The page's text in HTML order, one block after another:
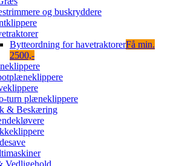
og buskryddere
Bytteordning for havetraktorerFå min.
2500,-
turn plæneklippere
& Beskæring
Vedligehold